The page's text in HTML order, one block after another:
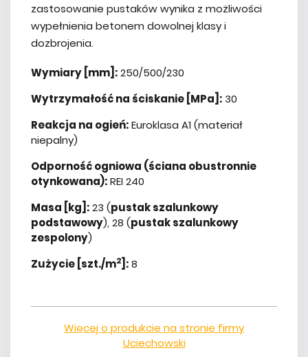
zastosowanie pustaków wynika z możliwości
wypełnienia betonem dowolnej klasy i
dozbrojenia.
Wymiary [mm]:250/500/230
Wytrzymałość na ściskanie [MPa]: 30
Reakcja na ogień:Euroklasa A1 (materiał
niepalny)
Odporność ogniowa (ściana obustronnie
otynkowana):REI 240
Masa [kg]:23 (pustak szalunkowy
podstawowy), 28 (pustak szalunkowy
zespolony)
Zużycie [szt./m2]:8
Więcej o produkcie na stronie firmy
Uciechowski